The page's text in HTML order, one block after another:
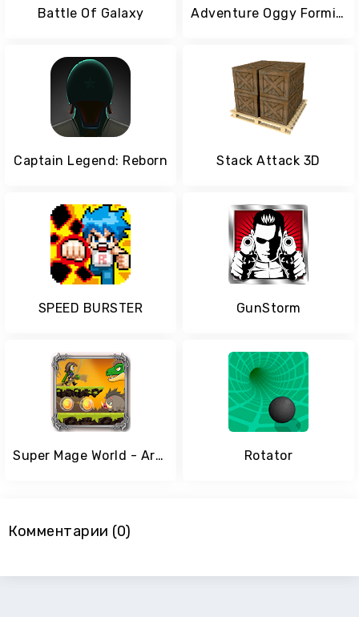
Battle Of Galaxy Adventure Oggy Formidable Course
Captain Legend: Reborn Stack Attack 3D
SPEED BURSTER GunStorm
Super Mage World - Arcade adventure games for free Rotator
Комментарии (0)